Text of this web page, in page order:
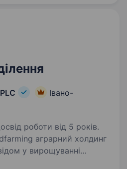
Івано-
роботи від 5 років.
у вирощуванні